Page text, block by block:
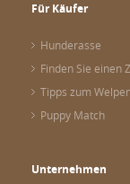
Für Käufer
Hunderasse
Finden Sie einen
Tipps zum
Puppy Match
Unternehmen